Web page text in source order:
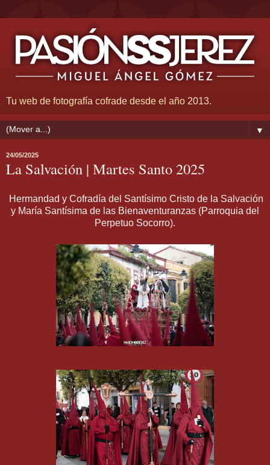
Tu web de fotografía cofrade desde el año 2013.
▼
24/05/2025
La Salvación | Martes Santo 2025
Hermandad y Cofradía del Santísimo Cristo de la Salvación
y María Santísima de las Bienaventuranzas (Parroquia del
Perpetuo Socorro).